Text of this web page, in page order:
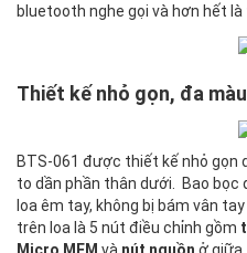
bluetooth nghe gọi và hơn hết là
Thiết kế nhỏ gọn, đa
BTS-061 được thiết kế nhỏ gọn
to dần phần thân dưới. Bao bọc
loa êm tay, không bị bám vân
trên loa là 5 nút điều chỉnh gồm
Micro MEM và nút nguồn ở